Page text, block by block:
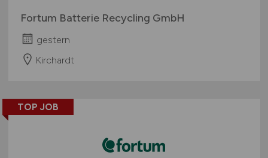
Fortum Batterie Recycling GmbH
gestern
Kirchardt
TOP JOB